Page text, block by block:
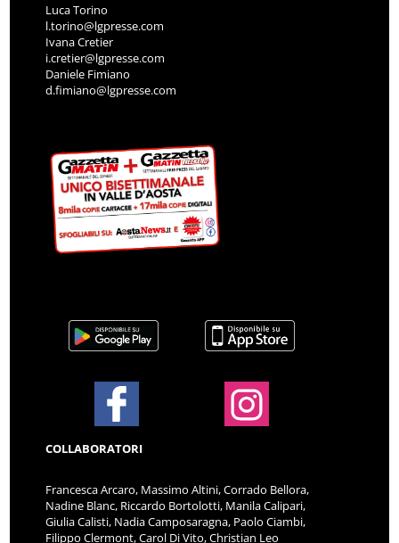
Luca Torino
l.torino@lgpresse.com
Ivana Cretier
i.cretier@lgpresse.com
Daniele Fimiano
d.fimiano@lgpresse.com
COLLABORATORI
Francesca Arcaro, Massimo Altini, Corrado Bellora,
Nadine Blanc, Riccardo Bortolotti, Manila Calipari,
Giulia Calisti, Nadia Camposaragna, Paolo Ciambi,
Filippo Clermont, Carol Di Vito, Christian Leo